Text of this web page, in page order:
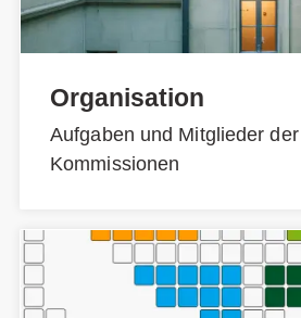
Organisation
Aufgaben und Mitglieder
Kommissionen